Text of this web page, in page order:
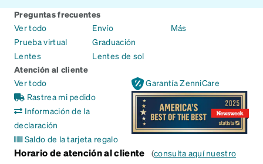
Preguntas frecuentes
Ver todo
Prueba virtual
Lentes
Envío
Graduación
Lentes de sol
Más
Atención al cliente
Ver todo
Rastrea mi pedido
Información de la
declaración
Saldo de la tarjeta regalo
Garantía ZenniCare
Horario de atención al cliente (consulta aquí nuestro